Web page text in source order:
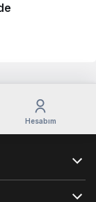
Hesabım